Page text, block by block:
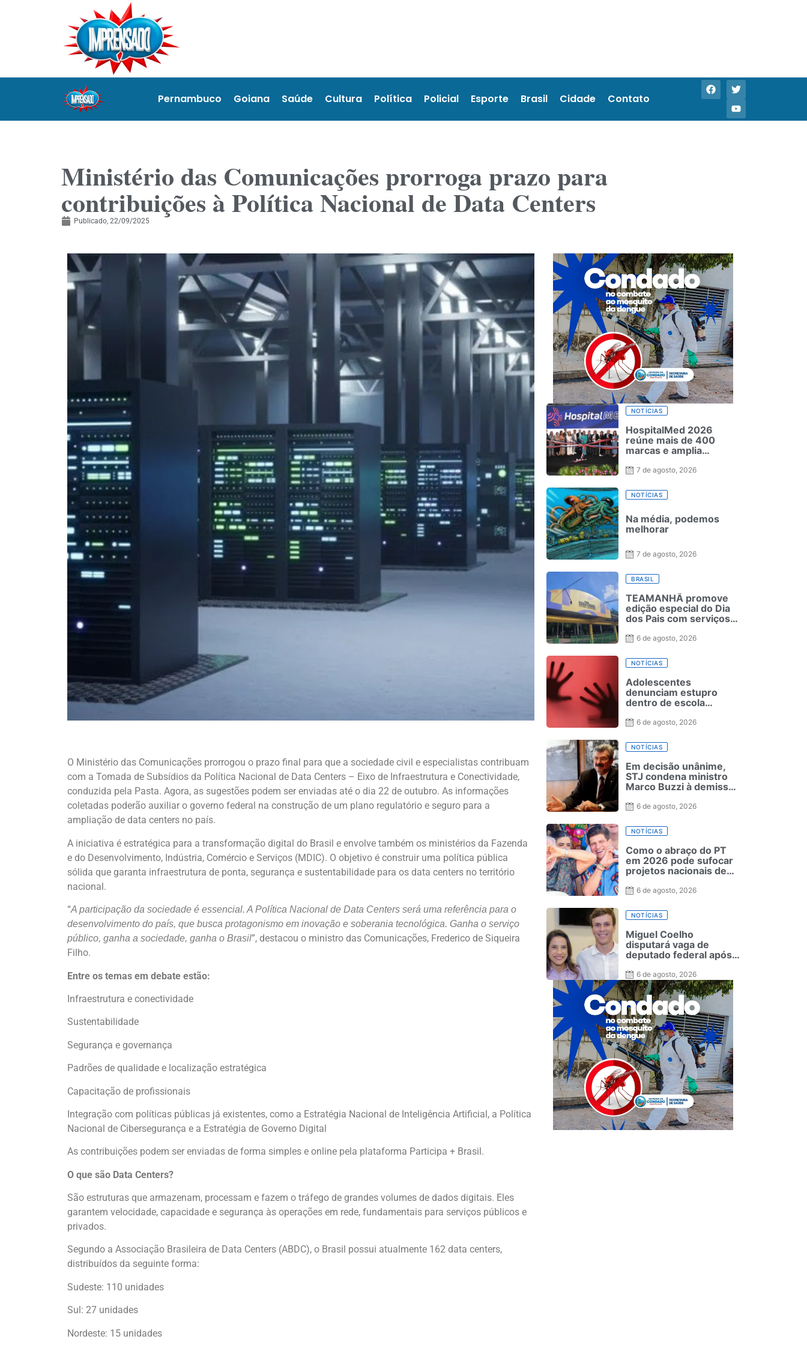
Pernambuco Goiana Saúde Cultura Política Policial Esporte Brasil Cidade Contato
Ministério das Comunicações prorroga prazo para
contribuições à Política Nacional de Data Centers
Publicado, 22/09/2025
O Ministério das Comunicações prorrogou o prazo final para que a sociedade civil e especialistas contribuam
com a Tomada de Subsídios da Política Nacional de Data Centers – Eixo de Infraestrutura e Conectividade,
conduzida pela Pasta. Agora, as sugestões podem ser enviadas até o dia 22 de outubro. As informações
coletadas poderão auxiliar o governo federal na construção de um plano regulatório e seguro para a
ampliação de data centers no país.
A iniciativa é estratégica para a transformação digital do Brasil e envolve também os ministérios da Fazenda
e do Desenvolvimento, Indústria, Comércio e Serviços (MDIC). O objetivo é construir uma política pública
sólida que garanta infraestrutura de ponta, segurança e sustentabilidade para os data centers no território
nacional.
“A participação da sociedade é essencial. A Política Nacional de Data Centers será uma referência para o
desenvolvimento do país, que busca protagonismo em inovação e soberania tecnológica. Ganha o serviço
público, ganha a sociedade, ganha o Brasil”, destacou o ministro das Comunicações, Frederico de Siqueira
Filho.
Entre os temas em debate estão:
Infraestrutura e conectividade
Sustentabilidade
Segurança e governança
Padrões de qualidade e localização estratégica
Capacitação de profissionais
Integração com políticas públicas já existentes, como a Estratégia Nacional de Inteligência Artificial, a Política
Nacional de Cibersegurança e a Estratégia de Governo Digital
As contribuições podem ser enviadas de forma simples e online pela plataforma Participa + Brasil.
O que são Data Centers?
São estruturas que armazenam, processam e fazem o tráfego de grandes volumes de dados digitais. Eles
garantem velocidade, capacidade e segurança às operações em rede, fundamentais para serviços públicos e
privados.
Segundo a Associação Brasileira de Data Centers (ABDC), o Brasil possui atualmente 162 data centers,
distribuídos da seguinte forma:
Sudeste: 110 unidades
Sul: 27 unidades
Nordeste: 15 unidades
NOTÍCIAS
HospitalMed 2026
reúne mais de 400
marcas e amplia
inovação e gestão em
7 de agosto, 2026
NOTÍCIAS
Na média, podemos
melhorar
7 de agosto, 2026
BRASIL
TEAMANHÃ promove
edição especial do Dia
dos Pais com serviços
de crianças
Recife
6 de agosto, 2026
NOTÍCIAS
Adolescentes
denunciam estupro
dentro de escola
Santo Agostinho
6 de agosto, 2026
NOTÍCIAS
Em decisão unânime,
STJ condena ministro
Marco Buzzi à demissão
assédio sexual
6 de agosto, 2026
NOTÍCIAS
Como o abraço do PT
em 2026 pode sufocar
projetos nacionais de
6 de agosto, 2026
NOTÍCIAS
Miguel Coelho
disputará vaga de
deputado federal após
Progressista e Raquel
Lyra
6 de agosto, 2026